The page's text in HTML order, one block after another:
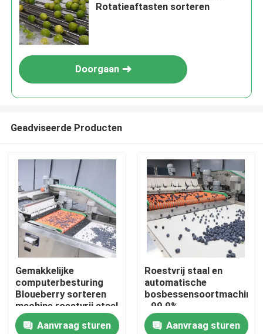
Huis
Producten
Rotatieaftasten sorteren
Doorgaan
Geadviseerde Producten
Gemakkelijke
computerbesturing
Bloueberry sorteren
machine roestvrij staal
Aanvraag sturen
Roestvrij staal en
automatische
bosbessensoortmachine
- 99,9%
nauwkeurigheid
Aanvraag sturen